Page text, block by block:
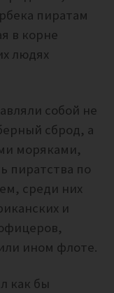
пиратам
в корне
людях
собой не
сброд, а
моряками,
пиратства по
среди них
и
ином флоте.
как бы